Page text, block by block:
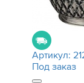
Артикул:
Под заказ